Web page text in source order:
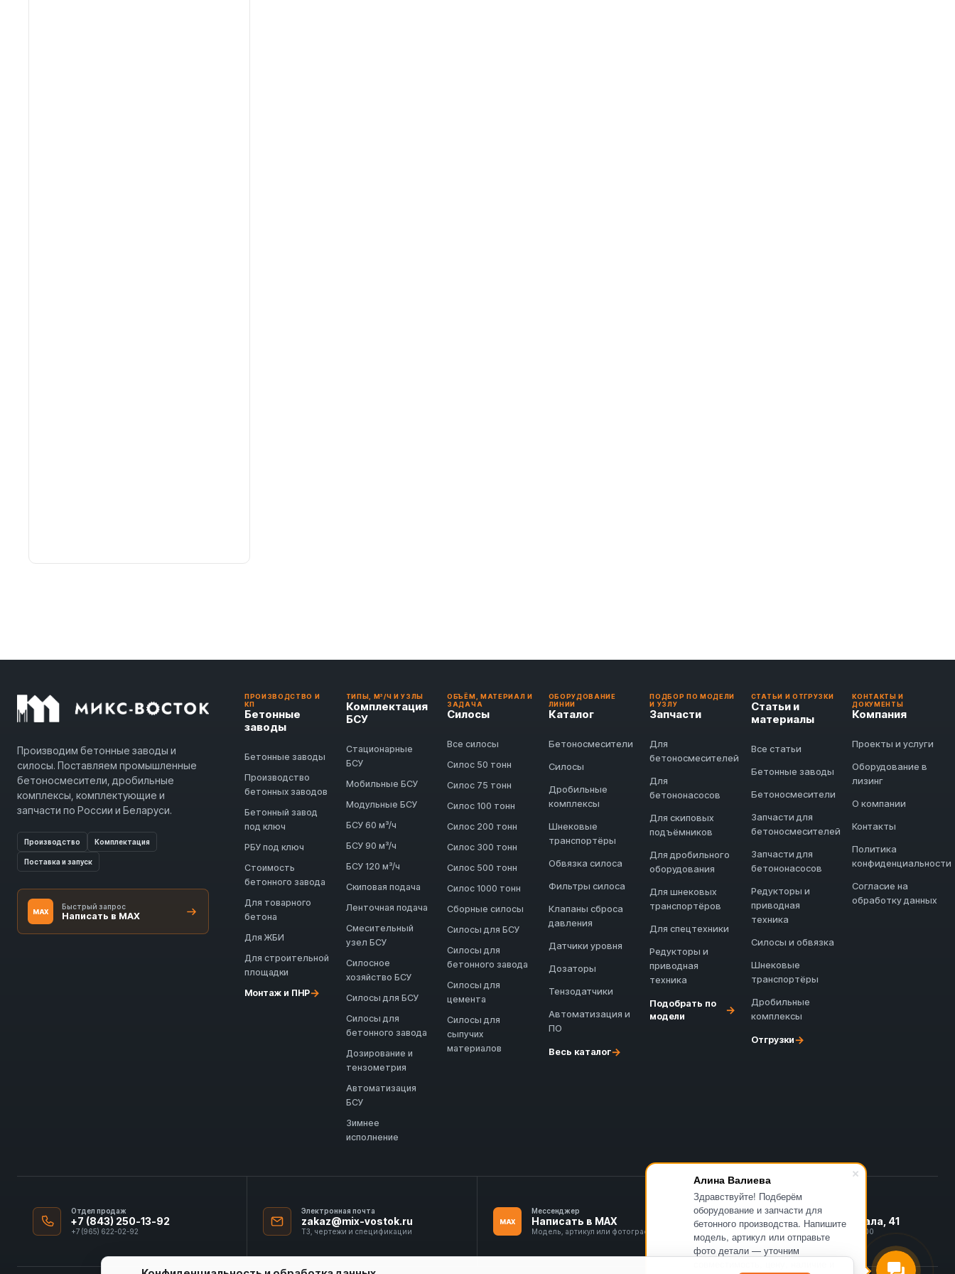
Алина Валиева
Здравствуйте! Подберём
оборудование и запчасти для
бетонного производства. Напишите
модель, артикул или отправьте
фото детали — уточним
Производим бетонные заводы и
силосы. Поставляем промышленные
бетоносмесители, дробильные
комплексы, комплектующие и
запчасти по России и Беларуси.
Производство Комплектация
Поставка и запуск
MAX
Быстрый запрос
Написать в MAX
ПРОИЗВОДСТВО И
КП
Бетонные
заводы
Бетонные заводы
Производство
бетонных заводов
Бетонный завод
под ключ
РБУ под ключ
Стоимость
бетонного завода
Для товарного
бетона
Для ЖБИ
Для строительной
площадки
Монтаж и ПНР→
ТИПЫ, М³/Ч И УЗЛЫ
Комплектация
БСУ
Стационарные
БСУ
Мобильные БСУ
Модульные БСУ
БСУ 60 м³/ч
БСУ 90 м³/ч
БСУ 120 м³/ч
Скиповая подача
Ленточная подача
Смесительный
узел БСУ
Силосное
хозяйство БСУ
Силосы для БСУ
Силосы для
бетонного завода
Дозирование и
тензометрия
Автоматизация
БСУ
Зимнее
исполнение
ОБЪЁМ, МАТЕРИАЛ И
ЗАДАЧА
Силосы
Все силосы
Силос 50 тонн
Силос 75 тонн
Силос 100 тонн
Силос 200 тонн
Силос 300 тонн
Силос 500 тонн
Силос 1000 тонн
Сборные силосы
Силосы для БСУ
Силосы для
бетонного завода
Силосы для
цемента
Силосы для
сыпучих
материалов
ОБОРУДОВАНИЕ
ЛИНИИ
Каталог
Бетоносмесители
Силосы
Дробильные
комплексы
Шнековые
транспортёры
Обвязка силоса
Фильтры силоса
Клапаны сброса
давления
Датчики уровня
Дозаторы
Тензодатчики
Автоматизация и
ПО
Весь каталог→
ПОДБОР ПО МОДЕЛИ
И УЗЛУ
Запчасти
Для
бетоносмесителей
Для
бетононасосов
Для скиповых
подъёмников
Для дробильного
оборудования
Для шнековых
транспортёров
Для спецтехники
Редукторы и
приводная
техника
Подобрать по
модели
→
СТАТЬИ И ОТГРУЗКИ
Статьи и
материалы
Все статьи
Бетонные заводы
Бетоносмесители
Запчасти для
бетоносмесителей
Запчасти для
бетононасосов
Редукторы и
приводная
техника
Силосы и обвязка
Шнековые
транспортёры
Дробильные
комплексы
Отгрузки→
КОНТАКТЫ И
ДОКУМЕНТЫ
Компания
Проекты и услуги
Оборудование в
лизинг
О компании
Контакты
Политика
конфиденциальности
Согласие на
обработку данных
Отдел продаж
+7 (843) 250-13-92
+7 (965) 622-02-92
Электронная почта
zakaz@mix-vostok.ru
ТЗ, чертежи и спецификации
MAX
Мессенджер
Написать в MAX
Модель, артикул или фотография
Офис в Казани
ул. Галиаскара Камала, 41
офис 202 · Пн–Пт, 09:00–18:00